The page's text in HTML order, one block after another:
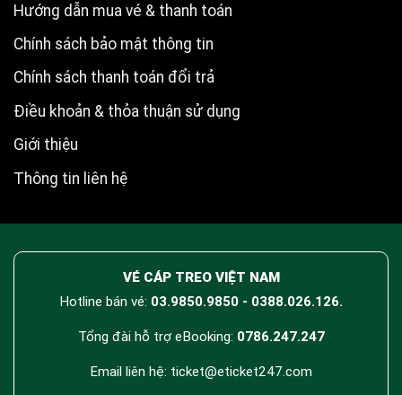
Hướng dẫn mua vé & thanh toán
Chính sách bảo mật thông tin
Chính sách thanh toán đổi trả
Điều khoản & thỏa thuận sử dụng
Giới thiệu
Thông tin liên hệ
VÉ CÁP TREO VIỆT NAM
Hotline bán vé: 03.9850.9850 - 0388.026.126.
Tổng đài hỗ trợ eBooking: 0786.247.247
Email liên hệ: ticket@eticket247.com